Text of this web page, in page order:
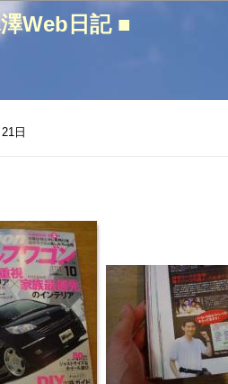
Web日記 ■
日